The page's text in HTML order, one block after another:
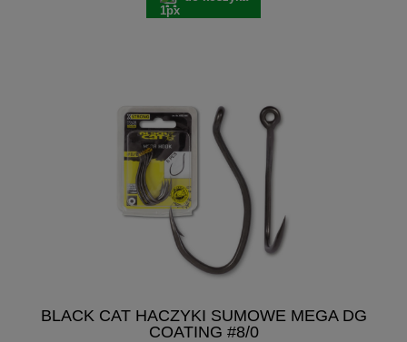
BLACK CAT HACZYKI SUMOWE MEGA DG
COATING #8/0